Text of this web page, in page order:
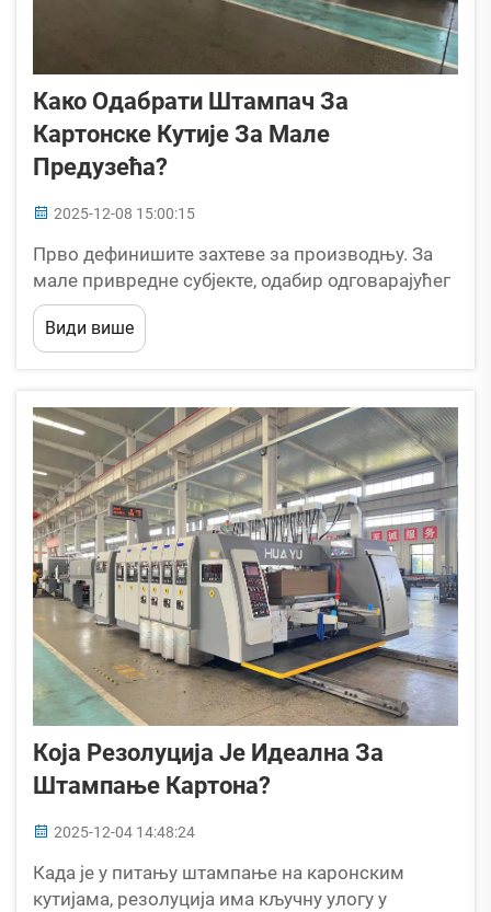
Како Одабрати Штампач За
Картонске Кутије За Мале
Предузећа?
2025-12-08 15:00:15
Прво дефинишите захтеве за производњу. За
мале привредне субјекте, одабир одговарајућег
штампача за картонске кутије почиње од
прецизирања основних потреба у производњи
— ово спречава прекомерно улагање у опрему
прихвати машина која је превише једноставна...
Види више
Која Резолуција Је Идеална За
Штампање Картона?
2025-12-04 14:48:24
Када је у питању штампање на каронским
кутијама, резолуција има кључну улогу у